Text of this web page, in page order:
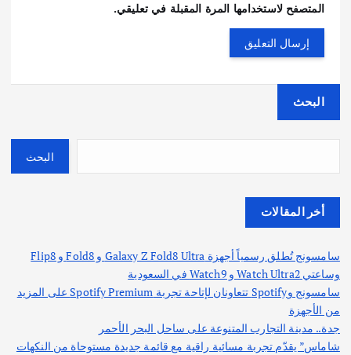
المتصفح لاستخدامها المرة المقبلة في تعليقي.
البحث
البحث
أخر المقالات
سامسونج تُطلق رسمياً أجهزة Galaxy Z Fold8 Ultra و Fold8 و Flip8
وساعتي Watch Ultra2 و Watch9 في السعودية
سامسونج وSpotify تتعاونان لإتاحة تجربة Spotify Premium على المزيد
من الأجهزة
جدة.. مدينة التجارب المتنوعة على ساحل البحر الأحمر
شاماس” يقدّم تجربة مسائية راقية مع قائمة جديدة مستوحاة من النكهات